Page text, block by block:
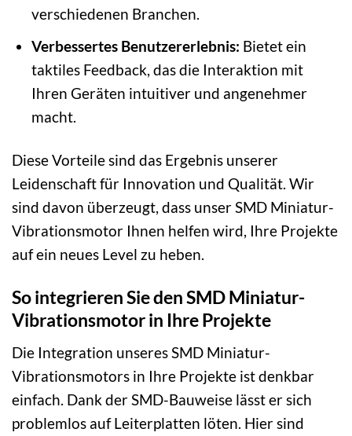
verschiedenen Branchen.
Verbessertes Benutzererlebnis: Bietet ein
taktiles Feedback, das die Interaktion mit
Ihren Geräten intuitiver und angenehmer
macht.
Diese Vorteile sind das Ergebnis unserer
Leidenschaft für Innovation und Qualität. Wir
sind davon überzeugt, dass unser SMD Miniatur-
Vibrationsmotor Ihnen helfen wird, Ihre Projekte
auf ein neues Level zu heben.
So integrieren Sie den SMD Miniatur-
Vibrationsmotor in Ihre Projekte
Die Integration unseres SMD Miniatur-
Vibrationsmotors in Ihre Projekte ist denkbar
einfach. Dank der SMD-Bauweise lässt er sich
problemlos auf Leiterplatten löten. Hier sind